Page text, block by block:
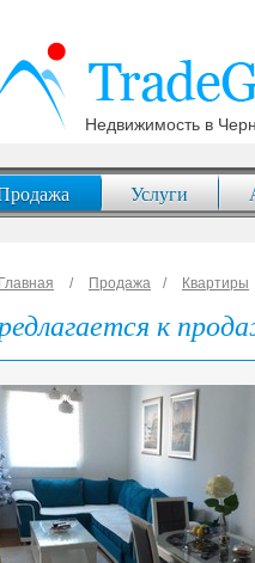
Недвижимость в
Услуги
Главная Продажа Квартиры
к